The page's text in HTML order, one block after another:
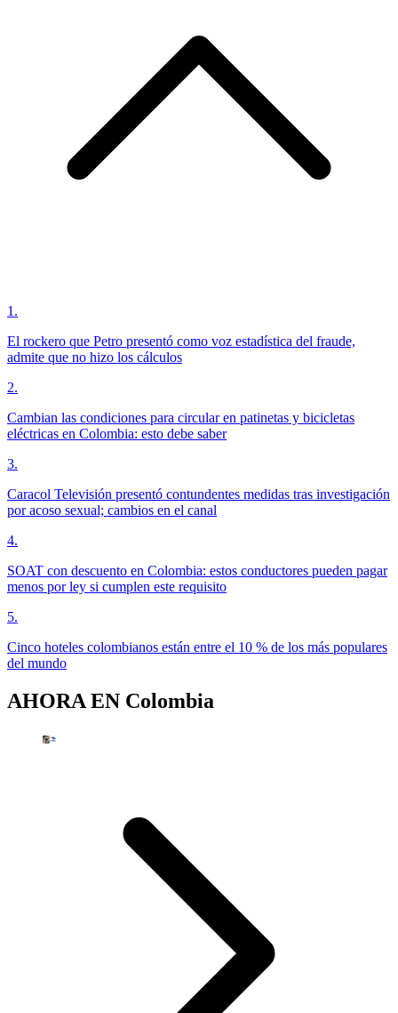
1 .
El rockero que Petro presentó como voz estadística del fraude,
admite que no hizo los cálculos
2.
Cambian las condiciones para circular en patinetas y bicicletas
eléctricas en Colombia: esto debe saber
3.
Caracol Televisión presentó contundentes medidas tras investigación
por acoso sexual; cambios en el canal
4.
SOAT con descuento en Colombia: estos conductores pueden pagar
menos por ley si cumplen este requisito
5.
Cinco hoteles colombianos están entre el 10 % de los más populares
del mundo
AHORA EN Colombia